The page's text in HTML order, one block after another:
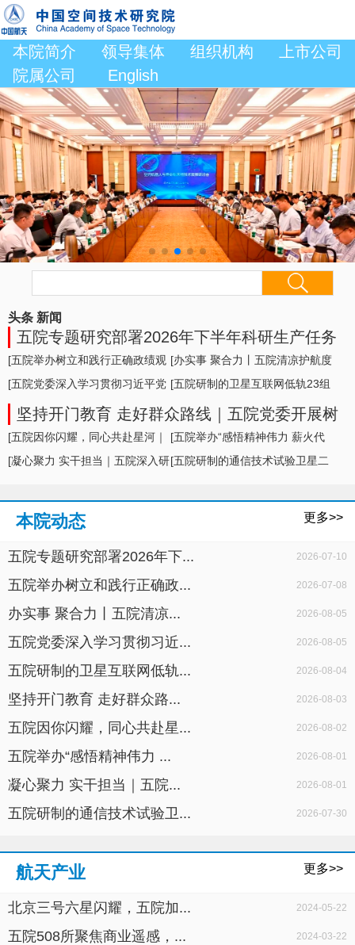
本院简介 领导集体 组织机构
上市公司
院属公司
English
头条 新闻
五院专题研究部署2026年下半年科研生产任务
形势及举措
[五院举办树立和践行正确政绩观
学习教育专题... ]
[办实事 聚合力丨五院清凉护航度
盛夏，暖心... ]
[五院党委深入学习贯彻习近平党
建思想，专题... ]
[五院研制的卫星互联网低轨23组
卫星成功发... ]
坚持开门教育 走好群众路线｜五院党委开展树
立和践行正确政绩观学习教育面对面座谈
[五院因你闪耀，同心共赴星河｜
五院举办20... ]
[五院举办“感悟精神伟力 薪火代
代相传”暨... ]
[凝心聚力 实干担当｜五院深入研[五院研制的通信技术试验卫星二
本院动态 更多>>
五院专题研究部署2026年下... 2026-07-10
五院举办树立和践行正确政... 2026-07-08
办实事 聚合力丨五院清凉... 2026-08-05
五院党委深入学习贯彻习近... 2026-08-05
五院研制的卫星互联网低轨... 2026-08-04
坚持开门教育 走好群众路... 2026-08-03
五院因你闪耀，同心共赴星... 2026-08-02
五院举办“感悟精神伟力 ... 2026-08-01
凝心聚力 实干担当｜五院... 2026-08-01
五院研制的通信技术试验卫... 2026-07-30
航天产业 更多>>
北京三号六星闪耀，五院加... 2024-05-22
五院508所聚焦商业遥感，... 2024-03-22